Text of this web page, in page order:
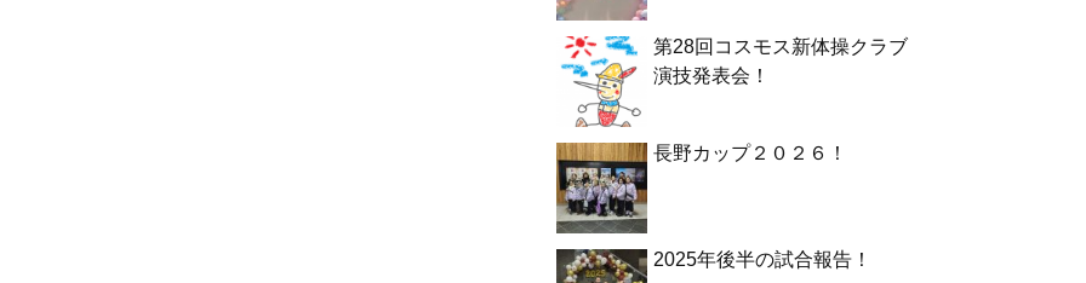
第28回コスモス新体操クラブ
演技発表会！
長野カップ２０２６！
2025年後半の試合報告！